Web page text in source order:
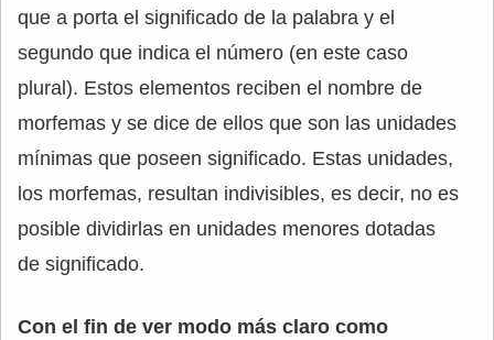
que a porta el significado de la palabra y el
segundo que indica el número (en este caso
plural). Estos elementos reciben el nombre de
morfemas y se dice de ellos que son las unidades
mínimas que poseen significado. Estas unidades,
los morfemas, resultan indivisibles, es decir, no es
posible dividirlas en unidades menores dotadas
de significado.
Con el fin de ver modo más claro como